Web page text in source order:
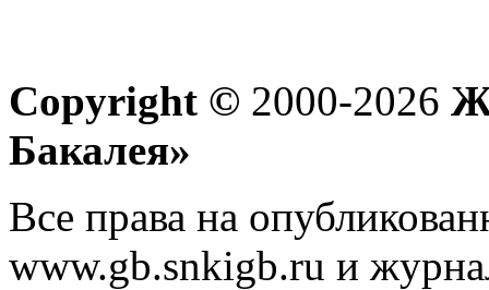
Copyright © 2000-2026
Бакалея»
Все права на
www.gb.snkigb.ru и